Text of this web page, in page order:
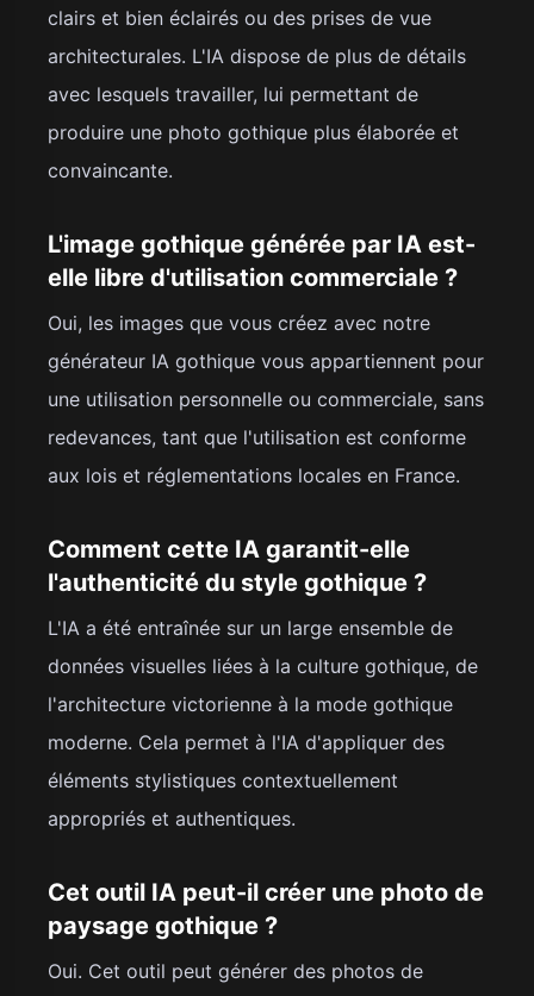
clairs et bien éclairés ou des prises de vue
architecturales. L'IA dispose de plus de détails
avec lesquels travailler, lui permettant de
produire une photo gothique plus élaborée et
convaincante.
L'image gothique générée par IA est-
elle libre d'utilisation commerciale ?
Oui, les images que vous créez avec notre
générateur IA gothique vous appartiennent pour
une utilisation personnelle ou commerciale, sans
redevances, tant que l'utilisation est conforme
aux lois et réglementations locales en France.
Comment cette IA garantit-elle
l'authenticité du style gothique ?
L'IA a été entraînée sur un large ensemble de
données visuelles liées à la culture gothique, de
l'architecture victorienne à la mode gothique
moderne. Cela permet à l'IA d'appliquer des
éléments stylistiques contextuellement
appropriés et authentiques.
Cet outil IA peut-il créer une photo de
paysage gothique ?
Oui. Cet outil peut générer des photos de